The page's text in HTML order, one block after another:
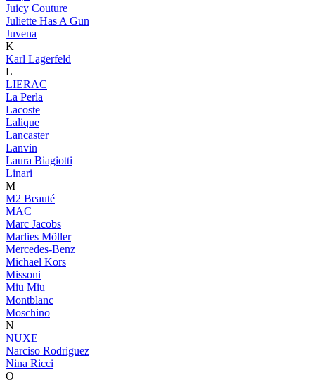
Juicy Couture
Juliette Has A Gun
Juvena
K
Karl Lagerfeld
L
LIERAC
La Perla
Lacoste
Lalique
Lancaster
Lanvin
Laura Biagiotti
Linari
M
M2 Beauté
MAC
Marc Jacobs
Marlies Möller
Mercedes-Benz
Michael Kors
Missoni
Miu Miu
Montblanc
Moschino
N
NUXE
Narciso Rodriguez
Nina Ricci
O